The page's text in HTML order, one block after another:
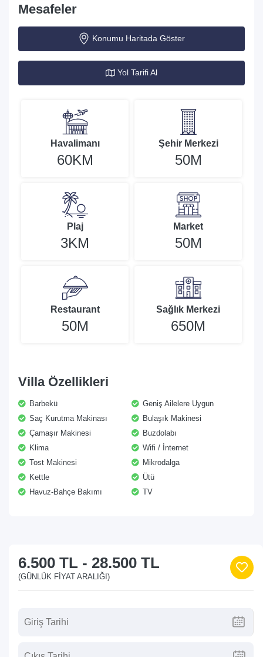
Mesafeler
Konumu Haritada Göster
Yol Tarifi Al
Havalimanı
60KM
Şehir Merkezi
50M
Plaj
3KM
Market
50M
Restaurant
50M
Sağlık Merkezi
650M
Villa Özellikleri
Barbekü
Geniş Ailelere Uygun
Saç Kurutma Makinası
Bulaşık Makinesi
Çamaşır Makinesi
Buzdolabı
Klima
Wifi / İnternet
Tost Makinesi
Mikrodalga
Kettle
Ütü
Havuz-Bahçe Bakımı
TV
6.500 TL - 28.500 TL
(GÜNLÜK FIYAT ARALIĞI)